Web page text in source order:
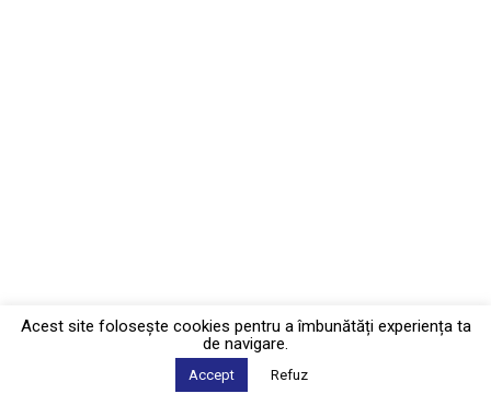
Acest site foloseşte cookies pentru a îmbunătăți experiența ta
de navigare.
Accept Refuz